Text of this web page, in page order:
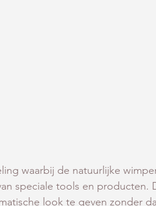
waarbij de natuurlijke
speciale tools en producten.
look te geven zonder